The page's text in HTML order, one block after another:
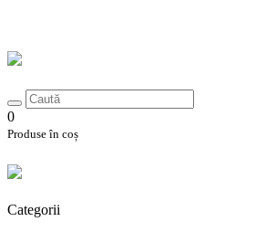
0
Produse în coș
Categorii